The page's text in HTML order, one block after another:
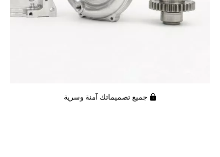
 جميع تصميماتك آمنة وسرية